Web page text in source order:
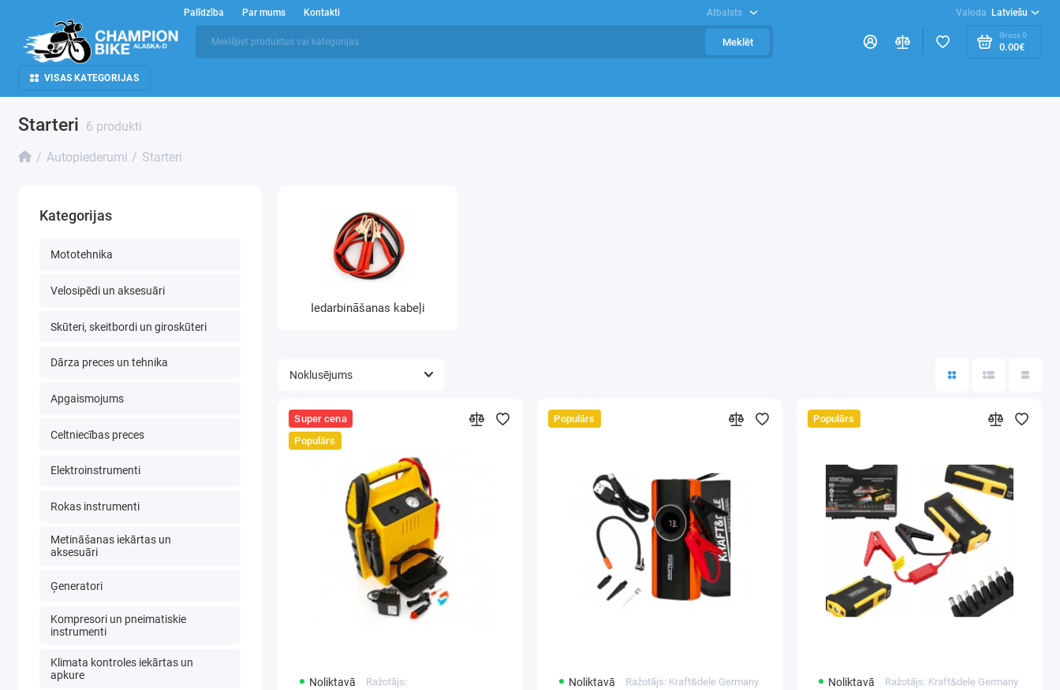
Palīdzība Par mums Kontakti Atbalsts Valoda Latviešu
Meklēt
Grozs0
0.00€
VISAS KATEGORIJAS
Starteri 6 produkti
Autopiederumi Starteri
Kategorijas
Mototehnika
Velosipēdi un aksesuāri
Skūteri, skeitbordi un giroskūteri
Dārza preces un tehnika
Apgaismojums
Celtniecības preces
Elektroinstrumenti
Rokas instrumenti
Metināšanas iekārtas un
aksesuāri
Ģeneratori
Kompresori un pneimatiskie
instrumenti
Klimata kontroles iekārtas un
apkure
Iedarbināšanas kabeļi
Super cena
Populārs
Noliktavā Ražotājs:
Populārs
Noliktavā Ražotājs: Kraft&dele Germany
Populārs
Noliktavā Ražotājs: Kraft&dele Germany